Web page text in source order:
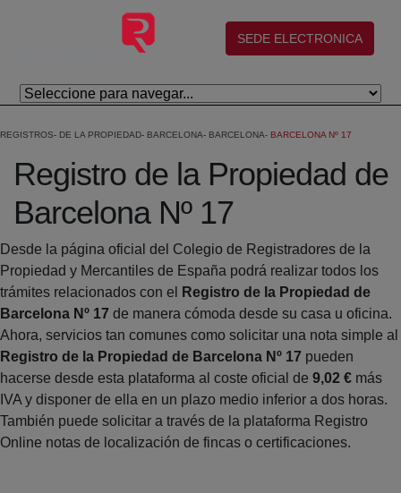
Skip to Main Content
(abre en nueva ventana)
SEDE ELECTRONICA
REGISTROS DE LA PROPIEDAD BARCELONA BARCELONA BARCELONA Nº 17
Registro de la Propiedad de
Barcelona Nº 17
Desde la página oficial del Colegio de Registradores de la
Propiedad y Mercantiles de España podrá realizar todos los
trámites relacionados con el
Registro de la Propiedad de
Barcelona Nº 17 de manera cómoda desde su casa u oficina.
Ahora, servicios tan comunes como solicitar una nota simple al
Registro de la Propiedad de Barcelona Nº 17 pueden
hacerse desde esta plataforma al coste oficial de 9,02 € más
IVA y disponer de ella en un plazo medio inferior a dos horas.
También puede solicitar a través de la plataforma Registro
Online notas de localización de fincas o certificaciones.